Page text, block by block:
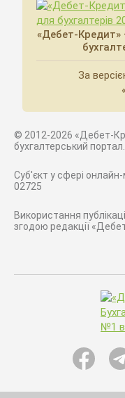
«Дебет-Кредит»
За
© 2012-2026 «Дебет-
бухгалтерський портал.
Суб'єкт у сфері
02725
Використання
згодою редакції